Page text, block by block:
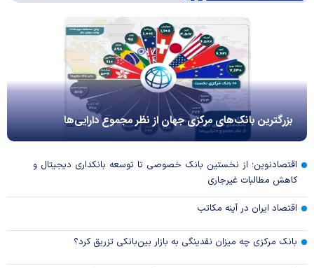
بزرگترین بانک‌های مرکزی جهان از نظر مجموع دارایی‌ها
اقتصادنوین؛ از نخستین بانک خصوصی تا توسعه بانکداری دیجیتال و
کاهش مطالبات غیرجاری
اقتصاد ایران در آینه مکاتب
بانک مرکزی چه میزان نقدینگی به بازار بین‌بانکی تزریق کرد؟